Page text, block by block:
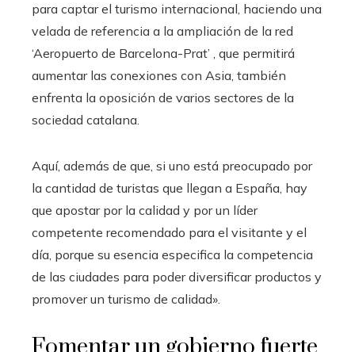
para captar el turismo internacional, haciendo una
velada de referencia a la ampliación de la red
‘Aeropuerto de Barcelona-Prat’ , que permitirá
aumentar las conexiones con Asia, también
enfrenta la oposición de varios sectores de la
sociedad catalana.
Aquí, además de que, si uno está preocupado por
la cantidad de turistas que llegan a España, hay
que apostar por la calidad y por un líder
competente recomendado para el visitante y el
día, porque su esencia especifica la competencia
de las ciudades para poder diversificar productos y
promover un turismo de calidad».